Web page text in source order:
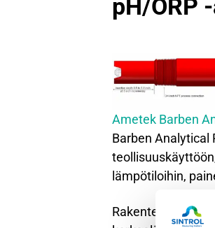
pH/ORP
Ametek Barben
Barben Analytical
lämpötiloihin,
Rakenteessa